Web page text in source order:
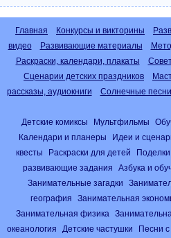
Главная Конкурсы и викторины
видео
Развивающие материалы
Раскраски, календари, плакаты
Сценарии детских праздников
рассказы, аудиокниги
Солнечные
Детские комиксы Мультфильмы
Календари и планеры
Идеи и
квесты
Раскраски для детей
развивающие задания
Азбука и
Занимательные загадки
география
Занимательная
Занимательная физика
океанология
Детские частушки Песни